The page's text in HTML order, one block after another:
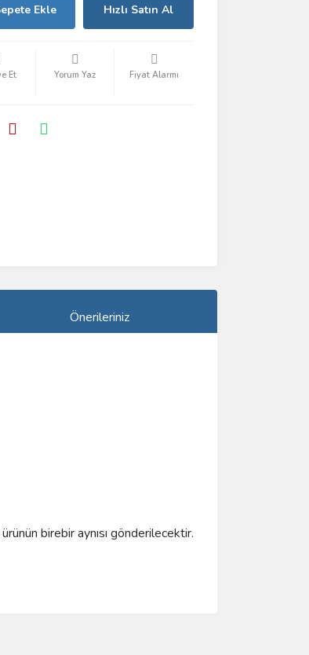
Ekle Hızlı Satın Al
Et Yorum Yaz Fiyat Alarmı
Önerileriniz
birebir aynısı gönderilecektir.